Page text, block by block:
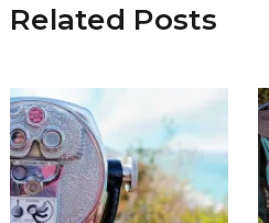
Related Posts